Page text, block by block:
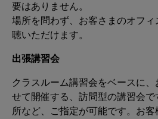
要はありません。
場所を問わず、お客さまのオフ
聴いただけます。
出張講習会
クラスルーム講習会をベースに
せて開催する、訪問型の講習会
所など、ご指定が可能です。お